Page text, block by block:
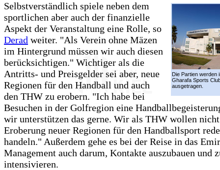
Die Partien werden
Gharafa Sports
ausgetragen.
Selbstverständlich spiele neben dem
sportlichen aber auch der finanzielle
Aspekt der Veranstaltung eine Rolle, so
Derad weiter. "Als Verein ohne Mäzen
im Hintergrund müssen wir auch diesen
berücksichtigen." Wichtiger als die
Antritts- und Preisgelder sei aber, neue
Regionen für den Handball und auch
den THW zu erobern. "Ich habe bei
Besuchen in der Golfregion eine
wir unterstützen das gerne. Wir als THW wollen
Eroberung neuer Regionen für den Handballsport
handeln." Außerdem gehe es bei der Reise in das
Management auch darum, Kontakte auszubauen und
intensivieren.